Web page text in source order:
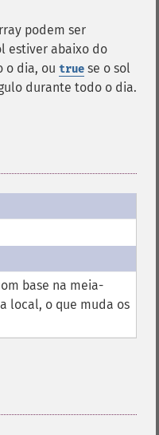
podem ser
estiver abaixo do
o dia, ou true se o sol
durante todo o dia.
base na meia-
local, o que muda os